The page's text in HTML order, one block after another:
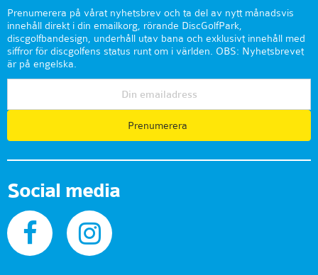
Prenumerera på vårat nyhetsbrev och ta del av nytt månadsvis
innehåll direkt i din emailkorg, rörande DiscGolfPark,
discgolfbandesign, underhåll utav bana och exklusivt innehåll med
siffror för discgolfens status runt om i världen. OBS: Nyhetsbrevet
är på engelska.
Prenumerera
Social media